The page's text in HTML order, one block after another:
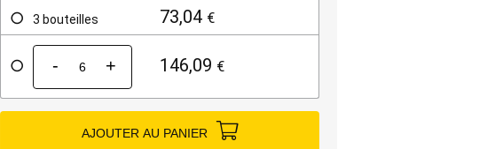
3 bouteilles 73,04 €
- + 146,09 €
AJOUTER AU PANIER